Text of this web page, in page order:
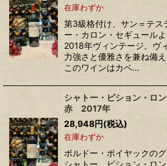
在庫わずか
第3級格付け、サン＝テス
ー・カロン・セギュール
2018年ヴィンテージ。ヴ
力強さと優雅さを兼ね備え
このワインはカベ…
シャトー・ピション・ロ
赤 2017年
28,948円(税込)
在庫わずか
ボルドー・ポイヤックの
シャトー、ピション・ロ